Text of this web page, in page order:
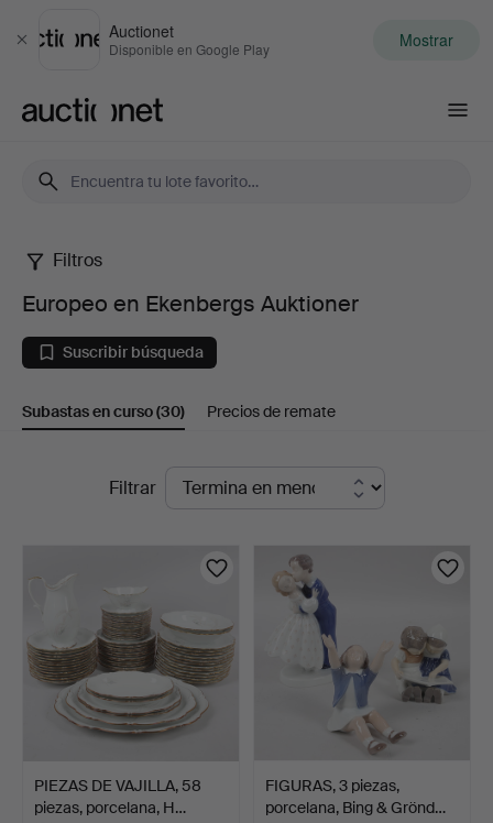
Cerrar
Auctionet
Disponible en Google Play Mostrar
Europeo
en
Ekenbergs
Auktioner
Filtros
Europeo en Ekenbergs Auktioner
Suscribir búsqueda
Subastas en curso(30) Precios de remate
SubastasFiltrar
PIEZAS DE VAJILLA, 58
piezas, porcelana, H…
FIGURAS, 3 piezas,
porcelana, Bing & Grönd…